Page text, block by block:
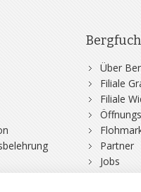
Über
Filiale
Filiale
Partner
Jobs